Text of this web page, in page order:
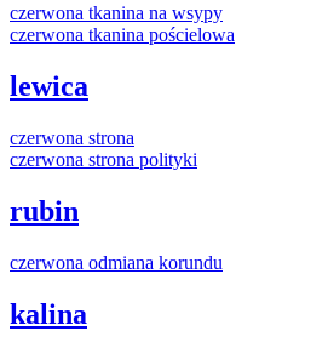
czerwona tkanina na wsypy
czerwona tkanina pościelowa
lewica
czerwona strona
czerwona strona polityki
rubin
czerwona odmiana korundu
kalina